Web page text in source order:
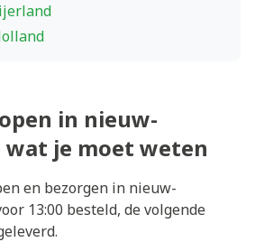
in nieuw-
je moet weten
en bezorgen in nieuw-
13:00 besteld, de volgende